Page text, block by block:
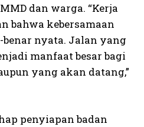
dan warga. “Kerja
bahwa kebersamaan
nyata. Jalan yang
manfaat besar bagi
yang akan datang,”
penyiapan badan